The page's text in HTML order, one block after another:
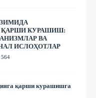
ҚАРШИ КУРАШИШ:
ВА
ИСЛОҲОТЛАР
564
қарши курашишга